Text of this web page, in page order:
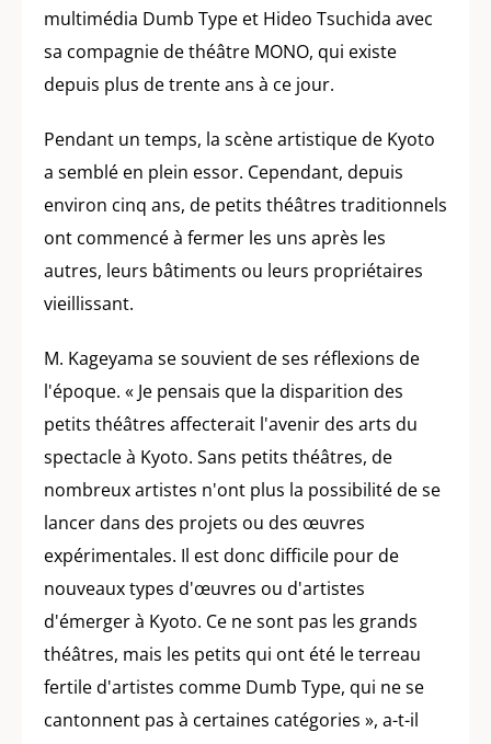
multimédia Dumb Type et Hideo Tsuchida avec
sa compagnie de théâtre MONO, qui existe
depuis plus de trente ans à ce jour.
Pendant un temps, la scène artistique de Kyoto
a semblé en plein essor. Cependant, depuis
environ cinq ans, de petits théâtres traditionnels
ont commencé à fermer les uns après les
autres, leurs bâtiments ou leurs propriétaires
vieillissant.
M. Kageyama se souvient de ses réflexions de
l'époque. « Je pensais que la disparition des
petits théâtres affecterait l'avenir des arts du
spectacle à Kyoto. Sans petits théâtres, de
nombreux artistes n'ont plus la possibilité de se
lancer dans des projets ou des œuvres
expérimentales. Il est donc difficile pour de
nouveaux types d'œuvres ou d'artistes
d'émerger à Kyoto. Ce ne sont pas les grands
théâtres, mais les petits qui ont été le terreau
fertile d'artistes comme Dumb Type, qui ne se
cantonnent pas à certaines catégories », a-t-il